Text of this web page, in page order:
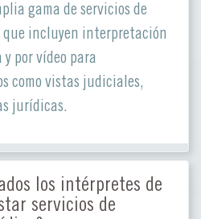
gama de servicios de
incluyen interpretación
por vídeo para
como vistas judiciales,
jurídicas.
los intérpretes de
servicios de